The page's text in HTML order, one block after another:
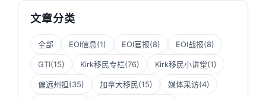
文章分类
全部 EOI信息(1) EOI官报(8) EOI战报(8)
GTI(15) Kirk移民专栏(76) Kirk移民小讲堂(1)
偏远州担(35) 加拿大移民(15) 媒体采访(4)